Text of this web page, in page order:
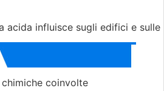
acida influisce sugli edifici e
chimiche coinvolte